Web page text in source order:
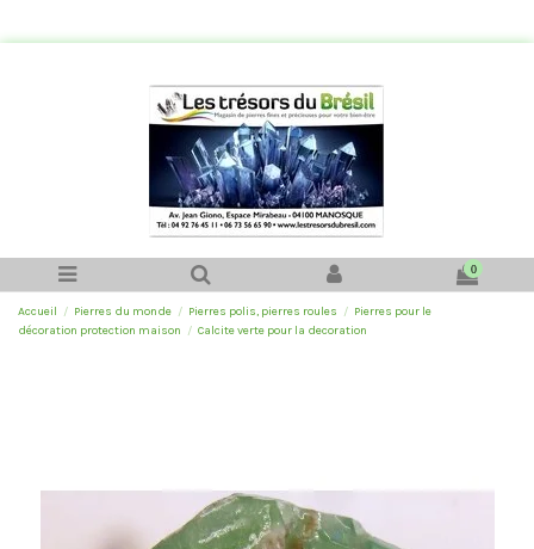
0
Accueil Pierres du monde Pierres polis, pierres roules
Pierres pour le
décoration protection maison
Calcite verte pour la decoration